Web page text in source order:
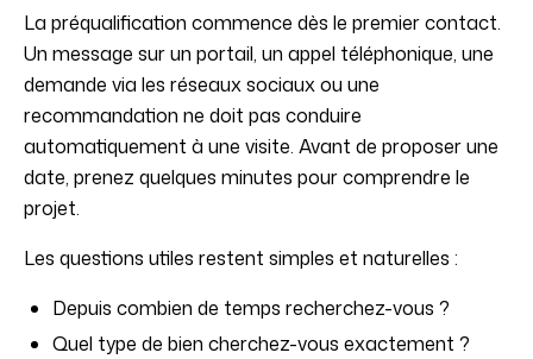
La préqualification commence dès le premier contact.
Un message sur un portail, un appel téléphonique, une
demande via les réseaux sociaux ou une
recommandation ne doit pas conduire
automatiquement à une visite. Avant de proposer une
date, prenez quelques minutes pour comprendre le
projet.
Les questions utiles restent simples et naturelles :
Depuis combien de temps recherchez-vous ?
Quel type de bien cherchez-vous exactement ?